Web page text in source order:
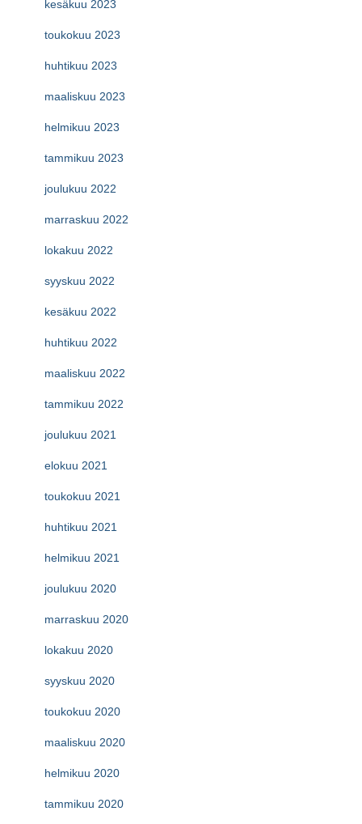
kesäkuu 2023
toukokuu 2023
huhtikuu 2023
maaliskuu 2023
helmikuu 2023
tammikuu 2023
joulukuu 2022
marraskuu 2022
lokakuu 2022
syyskuu 2022
kesäkuu 2022
huhtikuu 2022
maaliskuu 2022
tammikuu 2022
joulukuu 2021
elokuu 2021
toukokuu 2021
huhtikuu 2021
helmikuu 2021
joulukuu 2020
marraskuu 2020
lokakuu 2020
syyskuu 2020
toukokuu 2020
maaliskuu 2020
helmikuu 2020
tammikuu 2020